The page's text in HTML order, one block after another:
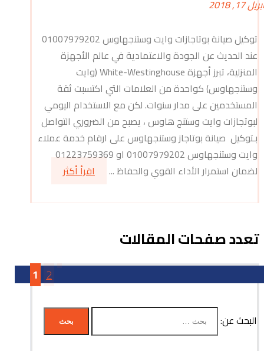
أبريل 17, 2018
توكيل صيانة بوتاجازات وايت وستنجهاوس 01007979202
عند الحديث عن الجودة والاعتمادية في عالم الأجهزة
المنزلية، تبرز أجهزة White-Westinghouse (وايت
وستنجهاوس) كواحدة من العلامات التي اكتسبت ثقة
المستخدمين على مدار سنوات. لكن مع الاستخدام اليومي
لبوتجازات وايت وستنج هاوس ، يصبح من الضروري التواصل
بـتوكيل صيانة بوتاجاز وستنجهاوس على ارقام خدمة عملاء
وايت وستنجهاوس 01007979202 او 01223759369
لضمان استمرار الأداء القوي والحفاظ ...
اقرأ أكثر
تعدد صفحات المقالات
1 2
البحث عن: